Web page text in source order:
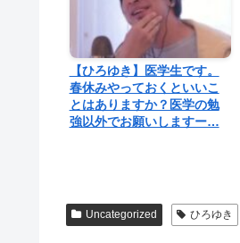
【ひろゆき】医学生です。
春休みやっておくといいこ
とはありますか？医学の勉
強以外でお願いしますー…
Uncategorized ひろゆき